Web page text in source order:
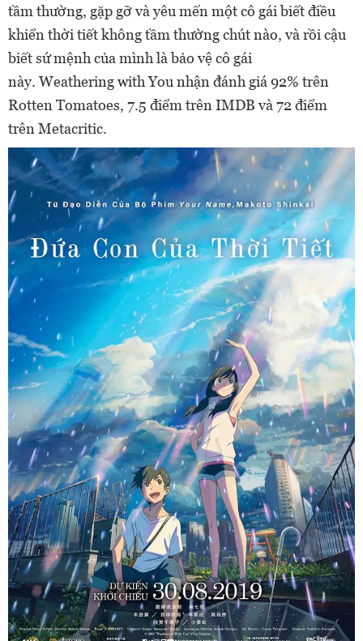
tầm thường, gặp gỡ và yêu mến một cô gái biết điều
khiển thời tiết không tầm thường chút nào, và rồi cậu
biết sứ mệnh của mình là bảo vệ cô gái
này. Weathering with You nhận đánh giá 92% trên
Rotten Tomatoes, 7.5 điểm trên IMDB và 72 điểm
trên Metacritic.